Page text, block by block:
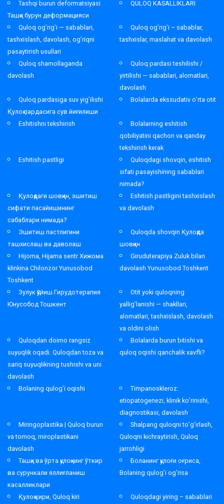
Tashqi burun deformatsiyasi
Ташқи бурун деформацияси
QULOQ KASALLIKLARI
Quloq og’rig’i — sabablari,
tashxislash, davolash, og’riqni
pasaytirish usullari
Quloq og’rig’i – sabablar,
tashxislar, maslahat va davolash
Quloq shamollaganda
davolash
Quloq pardasi teshilishi /
yirtilishi — sabablari, alomatlari,
davolash
Quloq pardasiga suv yig’ilishi
Қулоқ пардасига сув йиғилиши
Bolalarda ekssudativ o’rta otit
Eshitishni tekshirish
Bolalarning eshitish
qobiliyatini qachon va qanday
tekshirish kerak
Eshitish pastligi
Quloqdagi shovqin, eshitish
sifati pasayishining sabablari
nimada?
Қулоқдаги шовқин, эшитиш
сифати пасайишининг
сабаблари нимада?
Eshitish pastligini tashxislash
va davolash
Эшитиш пастлигини
ташхислаш ва даволаш
Quloqda shovqin Қулоқда
шовқин
Hijoma, Hijama sentr Хижома
klinkina Chilonzor Yunusobod
Toshkent
Giruduterapiya Zuluk bilan
davolash Yunusobod Toshkent
Зулук қўйиш Гирудотерапия
Юнусобод Тошкент
Otit yoki quloqning
yallig’lanishi — shakllari,
alomatlari, tashxislash, davolash
va oldini olish
Quloqdan doimo rangsiz
suyuqlik oqadi. Quloqdan toza va
sariq suyuqlikning tushishi va uni
davolash
Bolalarda burun bitishi va
quloq oqishi qanchalik xavfli?
Bolaning qulog’i oqishi
Timpanoskleroz:
etiopatogenezi, klinik ko’rinishi,
diagnostikasi, davolash
Miringoplastika | Quloq burun
va tomoq, miroplastikani
davolash
Shalpang quloqni to’g’irlash,
Quloqni kichraytirish, Quloq
jarrohligi
Ташқи ва ўрта қулоқнинг ўткир
ва сурункали яллиғланиш
касалликлари
Боланинг қулоғи оғриса,
Bolaning qulog’i og’risa
Қулоқ кири, Quloq kiri
Quloqdagi yiring – sabablari